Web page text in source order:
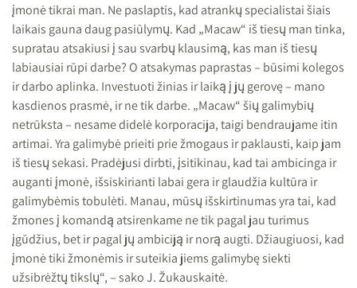
įmonė tikrai man. Ne paslaptis, kad atrankų specialistai šiais
laikais gauna daug pasiūlymų. Kad „Macaw“ iš tiesų man tinka,
supratau atsakiusi į sau svarbų klausimą, kas man iš tiesų
labiausiai rūpi darbe? O atsakymas paprastas – būsimi kolegos
ir darbo aplinka. Investuoti žinias ir laiką į jų gerovę – mano
kasdienos prasmė, ir ne tik darbe. „Macaw“ šių galimybių
netrūksta – nesame didelė korporacija, taigi bendraujame itin
artimai. Yra galimybė prieiti prie žmogaus ir paklausti, kaip jam
iš tiesų sekasi. Pradėjusi dirbti, įsitikinau, kad tai ambicinga ir
auganti įmonė, išsiskirianti labai gera ir glaudžia kultūra ir
galimybėmis tobulėti. Manau, mūsų išskirtinumas yra tai, kad
žmones į komandą atsirenkame ne tik pagal jau turimus
įgūdžius, bet ir pagal jų ambiciją ir norą augti. Džiaugiuosi, kad
įmonė tiki žmonėmis ir suteikia jiems galimybę siekti
užsibrėžtų tikslų“, – sako J. Žukauskaitė.